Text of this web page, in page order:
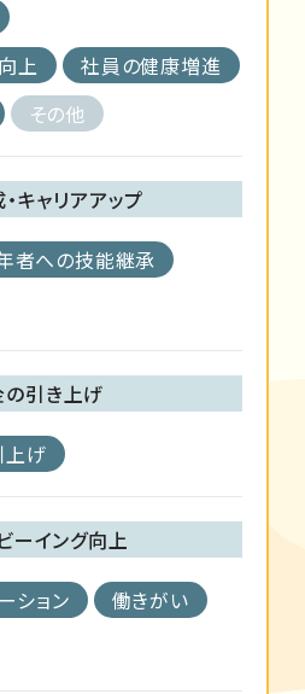
上
社員の健康増進
その他
キャリアアップ
者への技能継承
引き上げ
上げ
ーイング向上
ション
働きがい